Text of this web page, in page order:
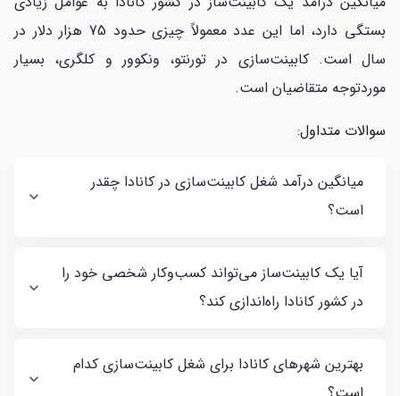
بستگی دارد، اما این عدد معمولاً چیزی حدود 75 هزار دلار در
سال است. کابینت‌سازی در تورنتو، ونکوور و کلگری، بسیار
موردتوجه متقاضیان است.
سوالات متداول:
میانگین درآمد شغل کابینت‌سازی در کانادا چقدر
است؟
آیا یک کابینت‌ساز می‌تواند کسب‌وکار شخصی خود را
در کشور کانادا راه‌اندازی کند؟
بهترین شهرهای کانادا برای شغل کابینت‌سازی کدام